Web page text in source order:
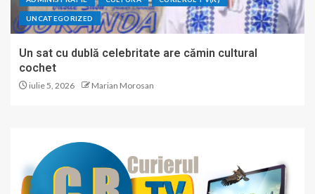
UNCATEGORIZED
Un sat cu dublă celebritate are cămin cultural
cochet
iulie 5, 2026 Marian Morosan